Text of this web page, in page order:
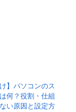
】パソコンのス
何？役割・仕組
い原因と設定方